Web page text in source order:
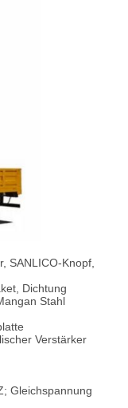
SANLICO-Knopf,
Dichtung
Stahl
Verstärker
Gleichspannung